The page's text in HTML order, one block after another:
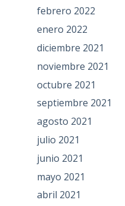
febrero 2022
enero 2022
diciembre 2021
noviembre 2021
octubre 2021
septiembre 2021
agosto 2021
julio 2021
junio 2021
mayo 2021
abril 2021